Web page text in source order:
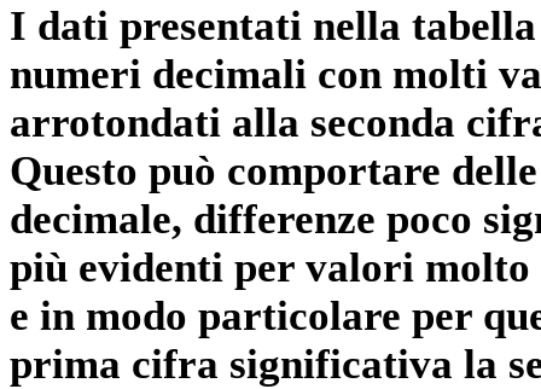
I dati presentati nella
numeri decimali con molti
arrotondati alla seconda
Questo può comportare
decimale, differenze poco
più evidenti per valori
e in modo particolare per
prima cifra significativa la